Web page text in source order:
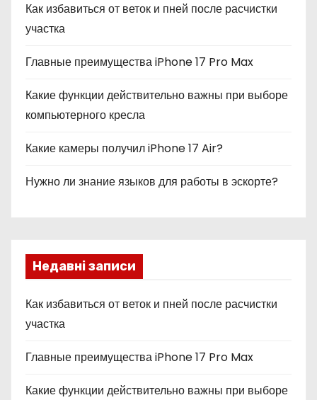
Как избавиться от веток и пней после расчистки
участка
Главные преимущества iPhone 17 Pro Max
Какие функции действительно важны при выборе
компьютерного кресла
Какие камеры получил iPhone 17 Air?
Нужно ли знание языков для работы в эскорте?
Недавні записи
Как избавиться от веток и пней после расчистки
участка
Главные преимущества iPhone 17 Pro Max
Какие функции действительно важны при выборе